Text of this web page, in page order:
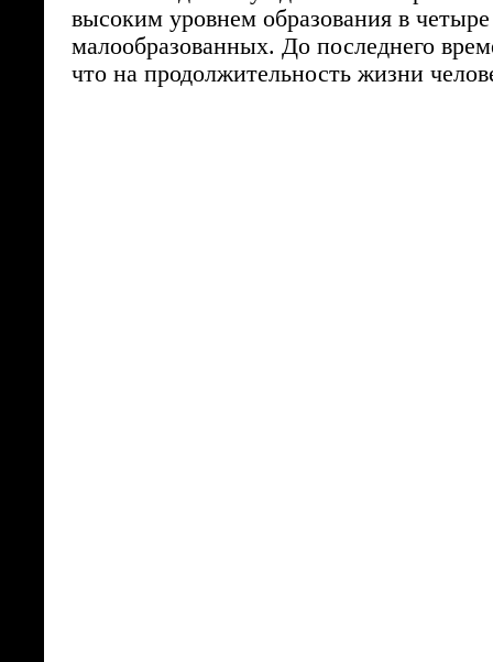
высоким уровнем образования в
малообразованных. До последнего
что на продолжительность жизни